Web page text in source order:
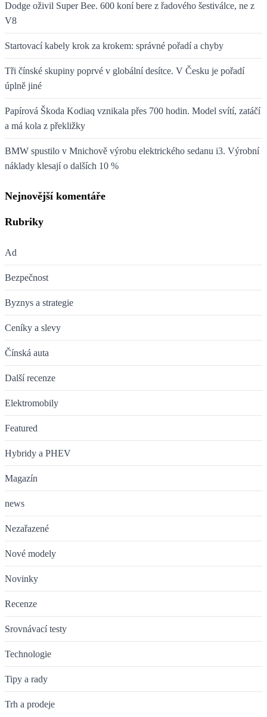
Dodge oživil Super Bee. 600 koní bere z řadového šestiválce, ne z
V8
Startovací kabely krok za krokem: správné pořadí a chyby
Tři čínské skupiny poprvé v globální desítce. V Česku je pořadí
úplně jiné
Papírová Škoda Kodiaq vznikala přes 700 hodin. Model svítí, zatáčí
a má kola z překližky
BMW spustilo v Mnichově výrobu elektrického sedanu i3. Výrobní
náklady klesají o dalších 10 %
Nejnovější komentáře
Rubriky
Ad
Bezpečnost
Byznys a strategie
Ceníky a slevy
Čínská auta
Další recenze
Elektromobily
Featured
Hybridy a PHEV
Magazín
news
Nezařazené
Nové modely
Novinky
Recenze
Srovnávací testy
Technologie
Tipy a rady
Trh a prodeje